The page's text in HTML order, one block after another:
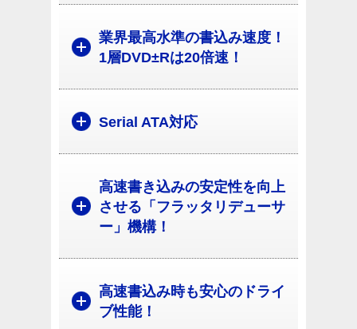
業界最高水準の書込み速度！
1層DVD±Rは20倍速！
Serial ATA対応
高速書き込みの安定性を向上
させる「フラッタリデューサ
ー」機構！
高速書込み時も安心のドライ
ブ性能！